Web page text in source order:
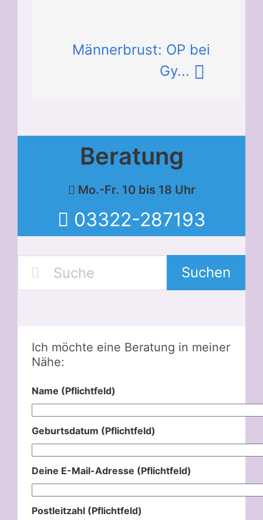
Männerbrust: OP bei
Gy...
Beratung
Mo.-Fr. 10 bis 18 Uhr
03322-287193
Suchen
Ich möchte eine Beratung in meiner
Nähe:
Name (Pflichtfeld)
Geburtsdatum (Pflichtfeld)
Deine E-Mail-Adresse (Pflichtfeld)
Postleitzahl (Pflichtfeld)